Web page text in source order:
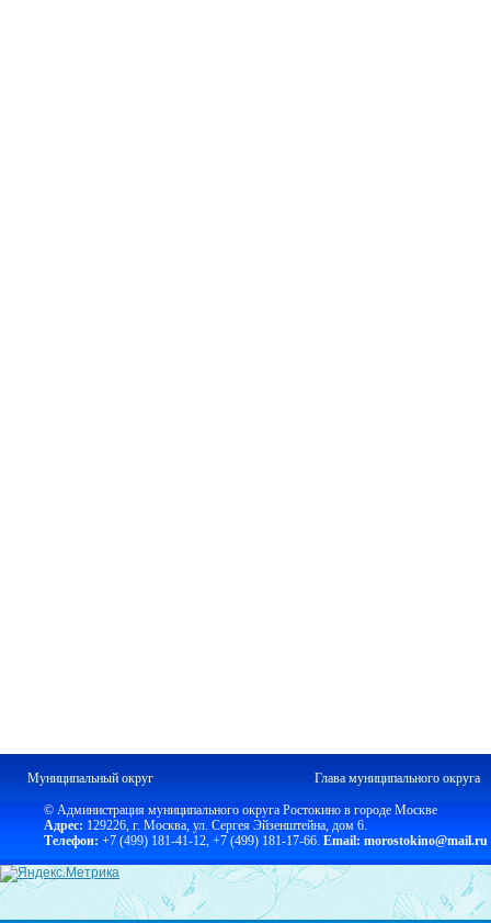
Муниципальный округ Глава муниципального округа
© Администрация муниципального округа Ростокино в городе Москве
Адрес: 129226, г. Москва, ул. Сергея Эйзенштейна, дом 6.
Телефон: +7 (499) 181-41-12, +7 (499) 181-17-66. Email: morostokino@mail.ru